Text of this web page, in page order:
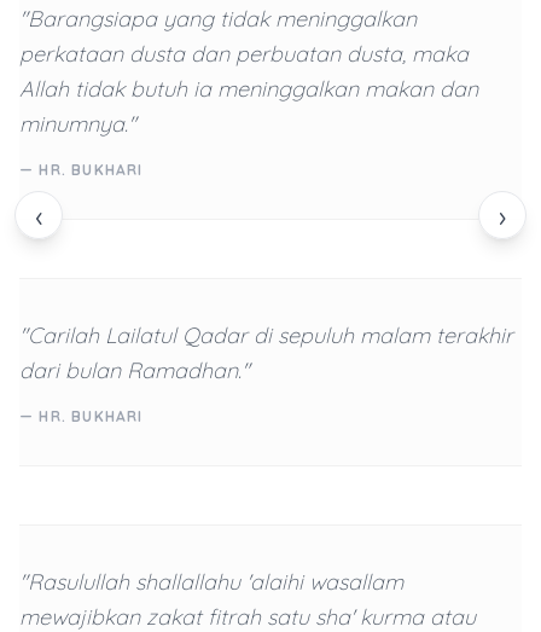
‹ ›
"Barangsiapa yang tidak meninggalkan
perkataan dusta dan perbuatan dusta, maka
Allah tidak butuh ia meninggalkan makan dan
minumnya."
— HR. BUKHARI
"Carilah Lailatul Qadar di sepuluh malam terakhir
dari bulan Ramadhan."
— HR. BUKHARI
"Rasulullah shallallahu 'alaihi wasallam
mewajibkan zakat fitrah satu sha' kurma atau